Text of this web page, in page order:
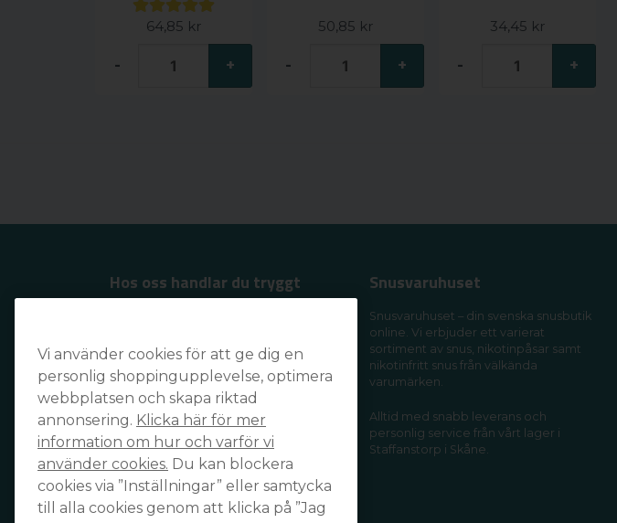
64,85 kr
- +
50,85 kr
- +
34,45 kr
- +
Hos oss handlar du tryggt
av din favoritleverantör!
Snusvaruhuset
Snusvaruhuset – din svenska snusbutik
online. Vi erbjuder ett varierat
sortiment av snus, nikotinpåsar samt
nikotinfritt snus från välkända
varumärken.
Alltid med snabb leverans och
personlig service från vårt lager i
Staffanstorp i Skåne.
Vi använder cookies för att ge dig en
personlig shoppingupplevelse, optimera
webbplatsen och skapa riktad
annonsering. Klicka här för mer
information om hur och varför vi
använder cookies. Du kan blockera
cookies via ”Inställningar” eller samtycka
till alla cookies genom att klicka på ”Jag